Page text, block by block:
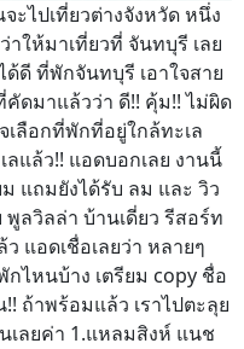
ไปเที่ยวต่างจังหวัด หนึ่ง
ให้มาเที่ยวที่ จันทบุรี เลย
ดี ที่พักจันทบุรี เอาใจสาย
ดมาแล้วว่า ดี!! คุ้ม!! ไม่ผิด
ลือกที่พักที่อยู่ใกล้ทะเล
ลแล้ว!! แอดบอกเลย งานนี้
แถมยังได้รับ ลม และ วิว
ลวิลล่า บ้านเดี่ยว รีสอร์ท
แอดเชื่อเลยว่า หลายๆ
ไหนบ้าง เตรียม copy ชื่อ
ถ้าพร้อมแล้ว เราไปตะลุย
ลยค่า 1.แหลมสิงห์ แนช